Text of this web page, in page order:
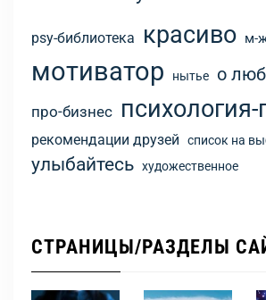
psy-библиотека красиво м-
мотиватор нытье о
про-бизнес психология-
рекомендации друзей список на
улыбайтесь художественное
СТРАНИЦЫ/РАЗДЕЛЫ